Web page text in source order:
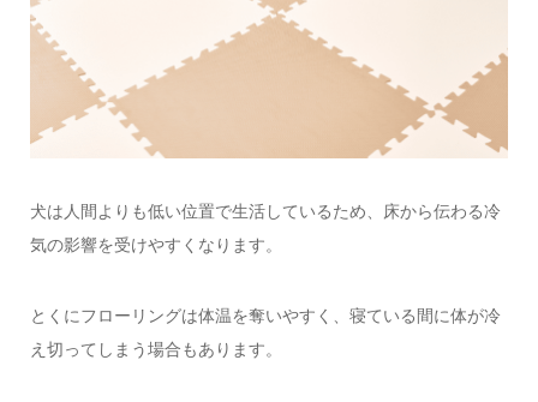
犬は人間よりも低い位置で生活しているため、床から伝わる冷
気の影響を受けやすくなります。
とくにフローリングは体温を奪いやすく、寝ている間に体が冷
え切ってしまう場合もあります。